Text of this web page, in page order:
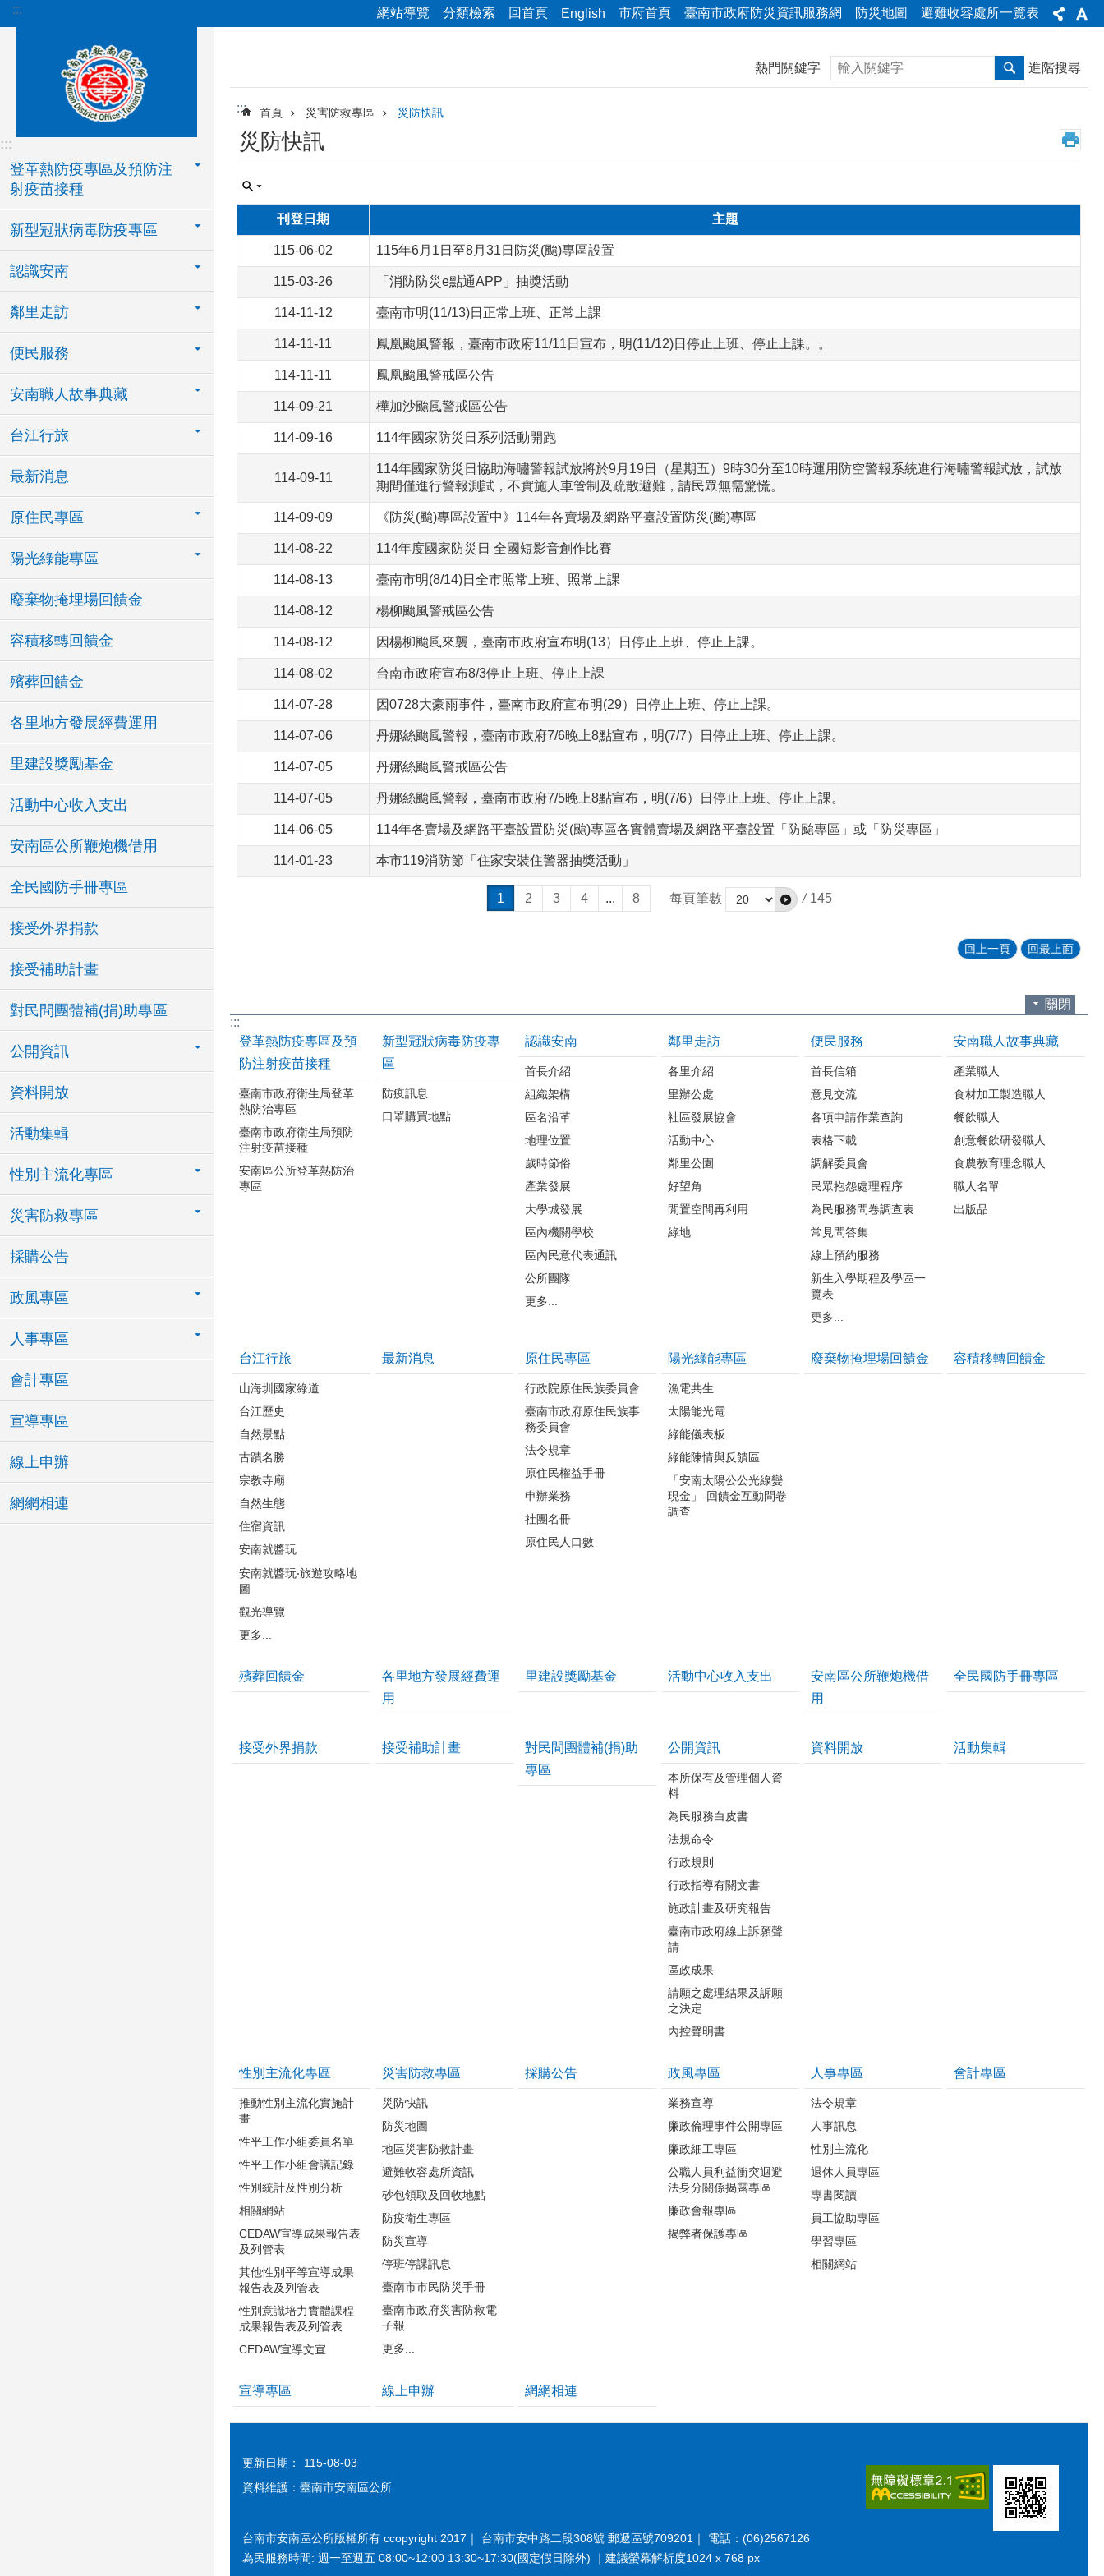
跳到主要內容區塊
::: 網站導覽 分類檢索 回首頁 English 市府首頁 臺南市政府防災資訊服務網 防災地圖 避難收容處所一覽表
:::
登革熱防疫專區及預防注
射疫苗接種
新型冠狀病毒防疫專區
認識安南
鄰里走訪
便民服務
安南職人故事典藏
台江行旅
最新消息
原住民專區
陽光綠能專區
廢棄物掩埋場回饋金
容積移轉回饋金
殯葬回饋金
各里地方發展經費運用
里建設獎勵基金
活動中心收入支出
安南區公所鞭炮機借用
全民國防手冊專區
接受外界捐款
接受補助計畫
對民間團體補(捐)助專區
公開資訊
資料開放
活動集輯
性別主流化專區
災害防救專區
採購公告
政風專區
人事專區
會計專區
宣導專區
線上申辦
網網相連
熱門關鍵字 搜尋 進階搜尋
::: 首頁 災害防救專區 災防快訊
災防快訊
刊登日期 主題
115-06-02 115年6月1日至8月31日防災(颱)專區設置
115-03-26 「消防防災e點通APP」抽獎活動
114-11-12 臺南市明(11/13)日正常上班、正常上課
114-11-11 鳳凰颱風警報，臺南市政府11/11日宣布，明(11/12)日停止上班、停止上課。。
114-11-11 鳳凰颱風警戒區公告
114-09-21 樺加沙颱風警戒區公告
114-09-16 114年國家防災日系列活動開跑
114-09-11
114年國家防災日協助海嘯警報試放將於9月19日（星期五）9時30分至10時運用防空警報系統進行海嘯警報試放，試放
期間僅進行警報測試，不實施人車管制及疏散避難，請民眾無需驚慌。
114-09-09 《防災(颱)專區設置中》114年各賣場及網路平臺設置防災(颱)專區
114-08-22 114年度國家防災日 全國短影音創作比賽
114-08-13 臺南市明(8/14)日全市照常上班、照常上課
114-08-12 楊柳颱風警戒區公告
114-08-12 因楊柳颱風來襲，臺南市政府宣布明(13）日停止上班、停止上課。
114-08-02 台南市政府宣布8/3停止上班、停止上課
114-07-28 因0728大豪雨事件，臺南市政府宣布明(29）日停止上班、停止上課。
114-07-06 丹娜絲颱風警報，臺南市政府7/6晚上8點宣布，明(7/7）日停止上班、停止上課。
114-07-05 丹娜絲颱風警戒區公告
114-07-05 丹娜絲颱風警報，臺南市政府7/5晚上8點宣布，明(7/6）日停止上班、停止上課。
114-06-05 114年各賣場及網路平臺設置防災(颱)專區各實體賣場及網路平臺設置「防颱專區」或「防災專區」
114-01-23 本市119消防節「住家安裝住警器抽獎活動」
1 2 3 4 ... 8 每頁筆數 / 145
回上一頁 回最上面
關閉
:::
登革熱防疫專區及預
防注射疫苗接種
臺南市政府衛生局登革
熱防治專區
臺南市政府衛生局預防
注射疫苗接種
安南區公所登革熱防治
專區
新型冠狀病毒防疫專
區
防疫訊息
口罩購買地點
認識安南
首長介紹
組織架構
區名沿革
地理位置
歲時節俗
產業發展
大學城發展
區內機關學校
區內民意代表通訊
公所團隊
更多...
鄰里走訪
各里介紹
里辦公處
社區發展協會
活動中心
鄰里公園
好望角
閒置空間再利用
綠地
便民服務
首長信箱
意見交流
各項申請作業查詢
表格下載
調解委員會
民眾抱怨處理程序
為民服務問卷調查表
常見問答集
線上預約服務
新生入學期程及學區一
覽表
更多...
安南職人故事典藏
產業職人
食材加工製造職人
餐飲職人
創意餐飲研發職人
食農教育理念職人
職人名單
出版品
台江行旅
山海圳國家綠道
台江歷史
自然景點
古蹟名勝
宗教寺廟
自然生態
住宿資訊
安南就醬玩
安南就醬玩‧旅遊攻略地
圖
觀光導覽
更多...
最新消息 原住民專區
行政院原住民族委員會
臺南市政府原住民族事
務委員會
法令規章
原住民權益手冊
申辦業務
社團名冊
原住民人口數
陽光綠能專區
漁電共生
太陽能光電
綠能儀表板
綠能陳情與反饋區
「安南太陽公公光線變
現金」-回饋金互動問卷
調查
廢棄物掩埋場回饋金 容積移轉回饋金
殯葬回饋金
各里地方發展經費運
用
里建設獎勵基金 活動中心收入支出
安南區公所鞭炮機借
用
全民國防手冊專區
接受外界捐款 接受補助計畫
對民間團體補(捐)助
專區
公開資訊
本所保有及管理個人資
料
為民服務白皮書
法規命令
行政規則
行政指導有關文書
施政計畫及研究報告
臺南市政府線上訴願聲
請
區政成果
請願之處理結果及訴願
之決定
內控聲明書
資料開放 活動集輯
性別主流化專區
推動性別主流化實施計
畫
性平工作小組委員名單
性平工作小組會議記錄
性別統計及性別分析
相關網站
CEDAW宣導成果報告表
及列管表
其他性別平等宣導成果
報告表及列管表
性別意識培力實體課程
成果報告表及列管表
CEDAW宣導文宣
災害防救專區
災防快訊
防災地圖
地區災害防救計畫
避難收容處所資訊
砂包領取及回收地點
防疫衛生專區
防災宣導
停班停課訊息
臺南市市民防災手冊
臺南市政府災害防救電
子報
更多...
採購公告 政風專區
業務宣導
廉政倫理事件公開專區
廉政細工專區
公職人員利益衝突迴避
法身分關係揭露專區
廉政會報專區
揭弊者保護專區
人事專區
法令規章
人事訊息
性別主流化
退休人員專區
專書閱讀
員工協助專區
學習專區
相關網站
會計專區
宣導專區 線上申辦 網網相連
更新日期：
115-08-03
資料維護：臺南市安南區公所
台南市安南區公所版權所有 ccopyright 2017｜ 台南市安中路二段308號 郵遞區號709201｜ 電話：(06)2567126
為民服務時間: 週一至週五 08:00~12:00 13:30~17:30(國定假日除外) ｜建議螢幕解析度1024 x 768 px